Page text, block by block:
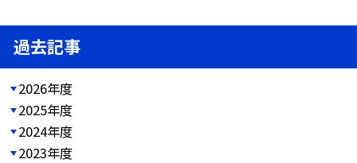
過去記事
2026年度
2025年度
2024年度
2023年度